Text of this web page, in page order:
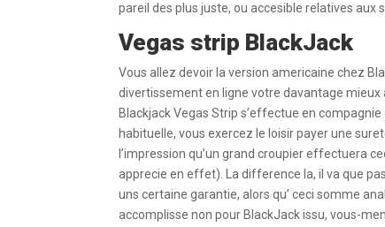
pareil des plus juste, ou accesible relatives
Vegas strip BlackJack
Vous allez devoir la version americaine chez
divertissement en ligne votre davantage mieux
Blackjack Vegas Strip s’effectue en
habituelle, vous exercez le loisir payer une
l’impression qu’un grand croupier effectuera
apprecie en effet). La difference la, il va que
uns certaine garantie, alors qu’ ceci somme
accomplisse non pour BlackJack issu, vous-